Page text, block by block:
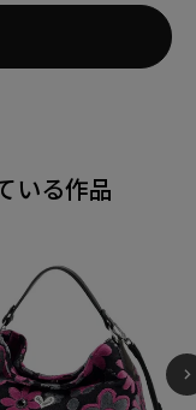
いる作品